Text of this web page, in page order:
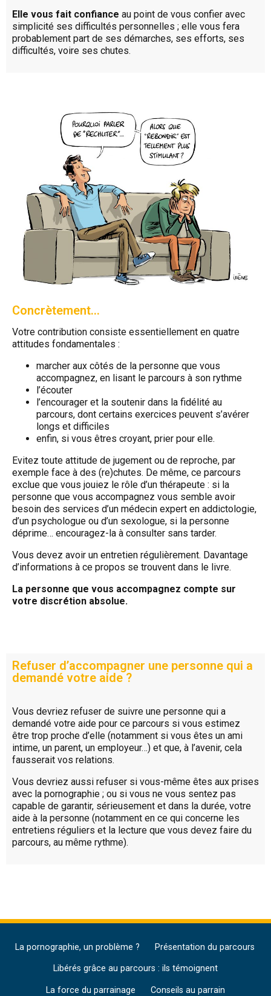
Elle vous fait confiance au point de vous confier avec
simplicité ses difficultés personnelles ; elle vous fera
probablement part de ses démarches, ses efforts, ses
difficultés, voire ses chutes.
Concrètement…
Votre contribution consiste essentiellement en quatre
attitudes fondamentales :
marcher aux côtés de la personne que vous
accompagnez, en lisant le parcours à son rythme
l’écouter
l’encourager et la soutenir dans la fidélité au
parcours, dont certains exercices peuvent s’avérer
longs et difficiles
enfin, si vous êtres croyant, prier pour elle.
Evitez toute attitude de jugement ou de reproche, par
exemple face à des (re)chutes. De même, ce parcours
exclue que vous jouiez le rôle d’un thérapeute : si la
personne que vous accompagnez vous semble avoir
besoin des services d’un médecin expert en addictologie,
d’un psychologue ou d’un sexologue, si la personne
déprime… encouragez-la à consulter sans tarder.
Vous devez avoir un entretien régulièrement. Davantage
d’informations à ce propos se trouvent dans le livre.
La personne que vous accompagnez compte sur
votre discrétion absolue.
Refuser d’accompagner une personne qui a
demandé votre aide ?
Vous devriez refuser de suivre une personne qui a
demandé votre aide pour ce parcours si vous estimez
être trop proche d’elle (notamment si vous êtes un ami
intime, un parent, un employeur…) et que, à l’avenir, cela
fausserait vos relations.
Vous devriez aussi refuser si vous-même êtes aux prises
avec la pornographie ; ou si vous ne vous sentez pas
capable de garantir, sérieusement et dans la durée, votre
aide à la personne (notamment en ce qui concerne les
entretiens réguliers et la lecture que vous devez faire du
parcours, au même rythme).
La pornographie, un problème ? Présentation du parcours
Libérés grâce au parcours : ils témoignent
La force du parrainage Conseils au parrain